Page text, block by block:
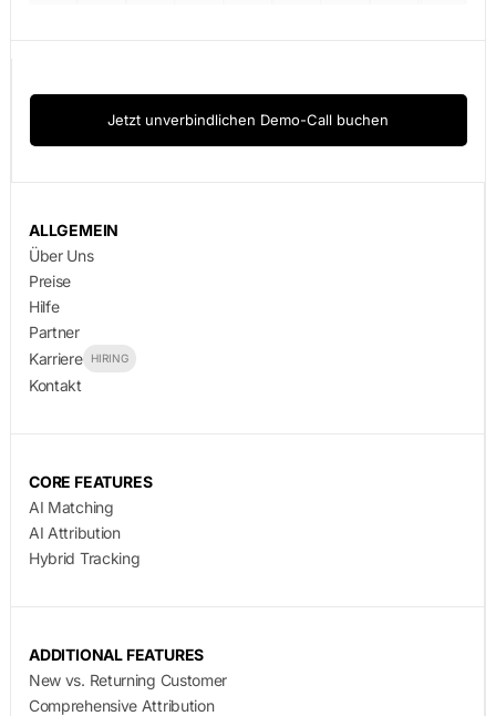
Jetzt unverbindlichen Demo-Call buchen
ALLGEMEIN
Über Uns
Preise
Hilfe
Partner
Karriere
HIRING
Kontakt
CORE FEATURES
AI Matching
AI Attribution
Hybrid Tracking
ADDITIONAL FEATURES
New vs. Returning Customer
Comprehensive Attribution